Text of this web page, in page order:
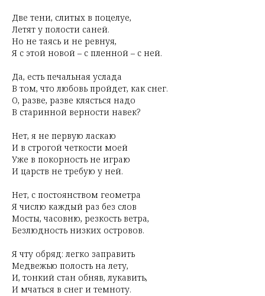
Две тени, слитых в поцелуе,
Летят у полости саней.
Но не таясь и не ревнуя,
Я с этой новой – с пленной – с ней.
Да, есть печальная услада
В том, что любовь пройдет, как снег.
О, разве, разве клясться надо
В старинной верности навек?
Нет, я не первую ласкаю
И в строгой четкости моей
Уже в покорность не играю
И царств не требую у ней.
Нет, с постоянством геометра
Я числю каждый раз без слов
Мосты, часовню, резкость ветра,
Безлюдность низких островов.
Я чту обряд: легко заправить
Медвежью полость на лету,
И, тонкий стан обняв, лукавить,
И мчаться в снег и темноту.